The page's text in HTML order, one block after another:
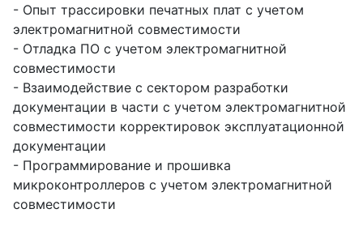
- Опыт трассировки печатных плат с учетом
электромагнитной совместимости
- Отладка ПО с учетом электромагнитной
совместимости
- Взаимодействие с сектором разработки
документации в части с учетом электромагнитной
совместимости корректировок эксплуатационной
документации
- Программирование и прошивка
микроконтроллеров с учетом электромагнитной
совместимости